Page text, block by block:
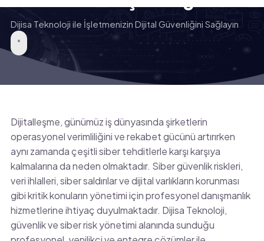
Dijisa Teknoloji ile İşletmenizin Dijital Güvenliğini Sağlayın
Dijitalleşme, günümüz iş dünyasında şirketlerin
operasyonel verimliliğini ve rekabet gücünü artırırken
aynı zamanda çeşitli siber tehditlerle karşı karşıya
kalmalarına da neden olmaktadır. Siber güvenlik riskleri,
veri ihlalleri, siber saldırılar ve dijital varlıkların korunması
gibi kritik konuların yönetimi için profesyonel danışmanlık
hizmetlerine ihtiyaç duyulmaktadır. Dijisa Teknoloji,
güvenlik ve siber risk yönetimi alanında sunduğu